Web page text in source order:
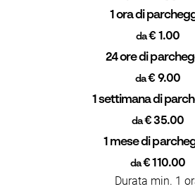
1 ora di
da€ 1.00
24 ore di
da€ 9.00
1 settimana di
da€ 35.00
1 mese di
da€ 110.00
Durata min. 1